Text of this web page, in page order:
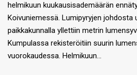
helmikuun kuukausisademäärän
Koivuniemessä. Lumipyryjen johdosta
paikkakunnalla yllettiin metrin
Kumpulassa rekisteröitiin suurin
vuorokaudessa. Helmikuun…